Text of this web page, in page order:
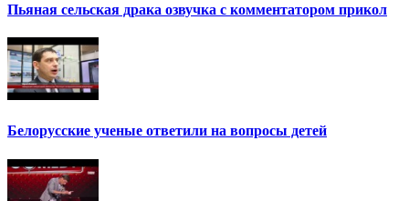
Пьяная сельская драка озвучка с комментатором прикол
Белорусские ученые ответили на вопросы детей